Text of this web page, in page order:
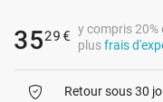
3529 € y compris 20%
plusfrais
Retour sous 30